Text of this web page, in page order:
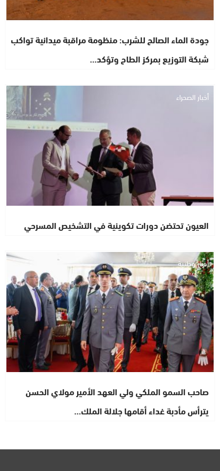
جودة الماء الصالح للشرب: منظومة مراقبة ميدانية تواكب
شبكة التوزيع بمركز الطاح وتؤكد…
أخبار الصحراء
العيون تحتضن دورات تكوينية في التشخيص المسرحي
أخبار وطنية
صاحب السمو الملكي ولي العهد الأمير مولاي الحسن
يترأس مأدبة غداء أقامها جلالة الملك…